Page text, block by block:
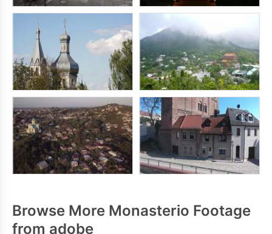
Browse More Monasterio Footage
from adobe